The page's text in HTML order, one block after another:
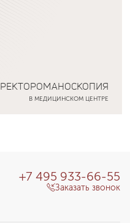
РЕКТОРОМАНОСКОПИЯ
В МЕДИЦИНСКОМ ЦЕНТРЕ
+7 495 933-66-55
Заказать звонок